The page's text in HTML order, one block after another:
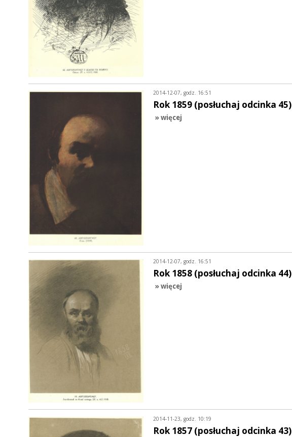
2014-12-07, godz. 16:51
Rok 1859 (posłuchaj odcinka 45)
» więcej
2014-12-07, godz. 16:51
Rok 1858 (posłuchaj odcinka 44)
» więcej
2014-11-23, godz. 10:19
Rok 1857 (posłuchaj odcinka 43)